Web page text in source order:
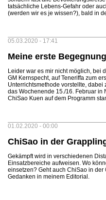
tatsächliche Lebens-Gefahr oder
(werden wir es je wissen?), bald in
05.03.2020 - 17:41
Meine erste
Leider war es mir nicht möglich, bei
GM Kernspecht, auf Teneriffa zum
Unterrichtsmethode vorstellte,
das Wochenende 15./16. Februar in
ChiSao Kuen auf dem Programm
01.02.2020 - 00:00
ChiSao in der
Gekämpft wird in verschiedenen
Einsatzbereiche aufweisen. Wo
einsetzen? Geht auch ChiSao in
Gedanken in meinem Editorial.